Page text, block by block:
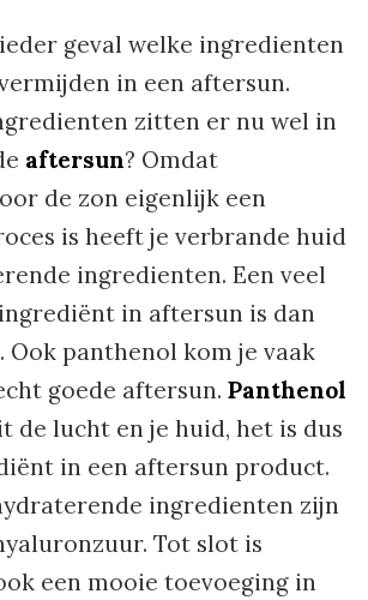
geval welke ingredienten
in een aftersun.
zitten er nu wel in
aftersun? Omdat
de zon eigenlijk een
is heeft je verbrande huid
ingredienten. Een veel
in aftersun is dan
Ook panthenol kom je vaak
goede aftersun. Panthenol
de lucht en je huid, het is dus
in een aftersun product.
ingredienten zijn
Tot slot is
een mooie toevoeging in